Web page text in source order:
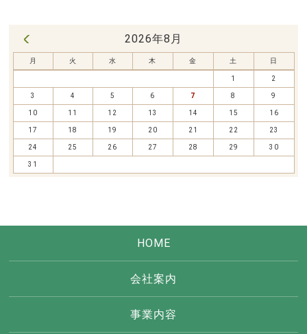
2026年8月
月 火 水 木 金 土 日
1 2
3 4 5 6 7 8 9
10 11 12 13 14 15 16
17 18 19 20 21 22 23
24 25 26 27 28 29 30
31
HOME
会社案内
事業内容